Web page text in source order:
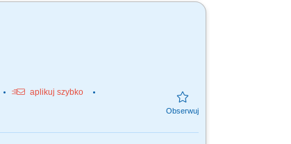
aplikuj szybko